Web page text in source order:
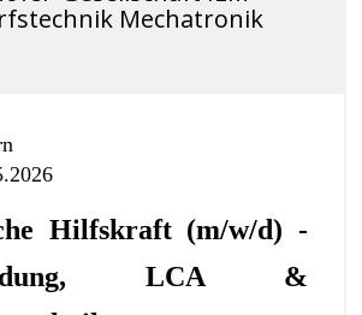
Mechatronik
Hilfskraft (m/w/d) -
LCA &